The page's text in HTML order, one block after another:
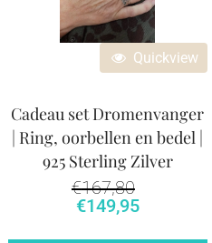
Quickview
Cadeau set Dromenvanger
| Ring, oorbellen en bedel |
925 Sterling Zilver
€167,80
Oorspronkelijke
€149,95Huidige